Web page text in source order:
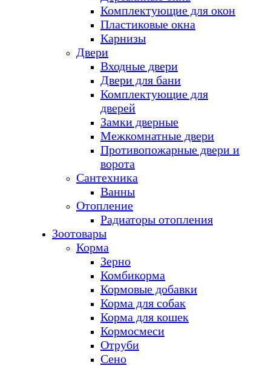
Комплектующие для окон
Пластиковые окна
Карнизы
Двери
Входные двери
Двери для бани
Комплектующие для
дверей
Замки дверные
Межкомнатные двери
Противопожарные двери и
ворота
Сантехника
Ванны
Отопление
Радиаторы отопления
Зоотовары
Корма
Зерно
Комбикорма
Кормовые добавки
Корма для собак
Корма для кошек
Кормосмеси
Отруби
Сено